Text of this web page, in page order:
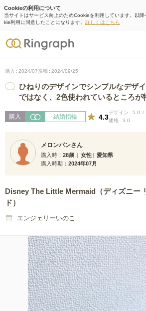
Cookieの利用について
当サイトはサービス向上のためCookieを利用しています。以
kie利用に同意したことになります。 詳しくはこちら
購入 2024/07投稿 2024/09/25
ひねりのデザインでシンプルなデザ
ではなく、2色使われているところが
購入 結婚指輪 4.3
デザイン 5.0
価格
3.0
メロンパンさん
購入時 28歳 女性
愛知県
購入時期
2024年07月
Disney The Little Mermaid（ディズニー
ド）
エンジェリーいのこ